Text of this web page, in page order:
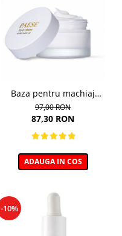
Baza pentru machiaj
hidratanta - 30ml
97,00 RON
87,30 RON
ADAUGA IN COS
-10%